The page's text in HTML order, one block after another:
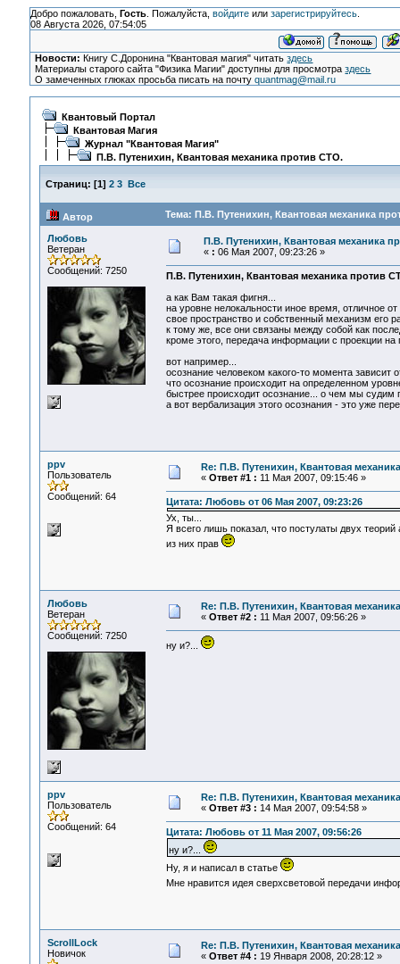
Добро пожаловать, Гость. Пожалуйста, войдитеили зарегистрируйтесь.
08 Августа 2026, 07:54:05
Новости: Книгу С.Доронина "Квантовая магия" читатьздесь
Материалы старого сайта "Физика Магии" доступны для просмотраздесь
О замеченных глюках просьба писать на почтуquantmag@mail.ru
Квантовый Портал
Квантовая Магия
Журнал "Квантовая Магия"
П.В. Путенихин, Квантовая механика против СТО.
Страниц: [1] 2 3 Все
Автор Тема: П.В. Путенихин, Квантовая механика
Любовь
Ветеран
Сообщений: 7250
П.В. Путенихин, Квантовая механика
« : 06 Мая 2007, 09:23:26 »
П.В. Путенихин, Квантовая механика против
а как Вам такая фигня...
на уровне нелокальности иное время, отличное
свое пространство и собственный механизм его
к тому же, все они связаны между собой как
кроме этого, передача информации с проекции
вот например...
осознание человеком какого-то момента зависит
что осознание происходит на определенном
быстрее происходит осознание... о чем мы судим
а вот вербализация этого осознания - это уже
ppv
Пользователь
Сообщений: 64
Re: П.В. Путенихин, Квантовая
« Ответ #1 : 11 Мая 2007, 09:15:46 »
Цитата: Любовь от 06 Мая 2007, 09:23:26
Ух, ты...
Я всего лишь показал, что постулаты двух
из них прав
Любовь
Ветеран
Сообщений: 7250
Re: П.В. Путенихин, Квантовая
« Ответ #2 : 11 Мая 2007, 09:56:26 »
ну и?...
ppv
Пользователь
Сообщений: 64
Re: П.В. Путенихин, Квантовая
« Ответ #3 : 14 Мая 2007, 09:54:58 »
Цитата: Любовь от 11 Мая 2007, 09:56:26
ну и?...
Ну, я и написал в статье
Мне нравится идея сверхсветовой передачи
ScrollLock
Новичок
Re: П.В. Путенихин, Квантовая
« Ответ #4 : 19 Января 2008, 20:28:12 »